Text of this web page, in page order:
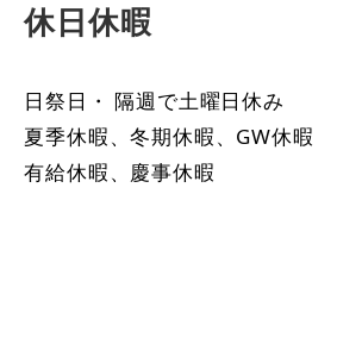
休日休暇
日祭日・ 隔週で土曜日休み
夏季休暇、冬期休暇、GW休暇
有給休暇、慶事休暇